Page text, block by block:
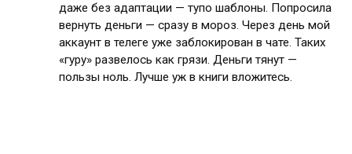
даже без адаптации — тупо шаблоны. Попросила
вернуть деньги — сразу в мороз. Через день мой
аккаунт в телеге уже заблокирован в чате. Таких
«гуру» развелось как грязи. Деньги тянут —
пользы ноль. Лучше уж в книги вложитесь.